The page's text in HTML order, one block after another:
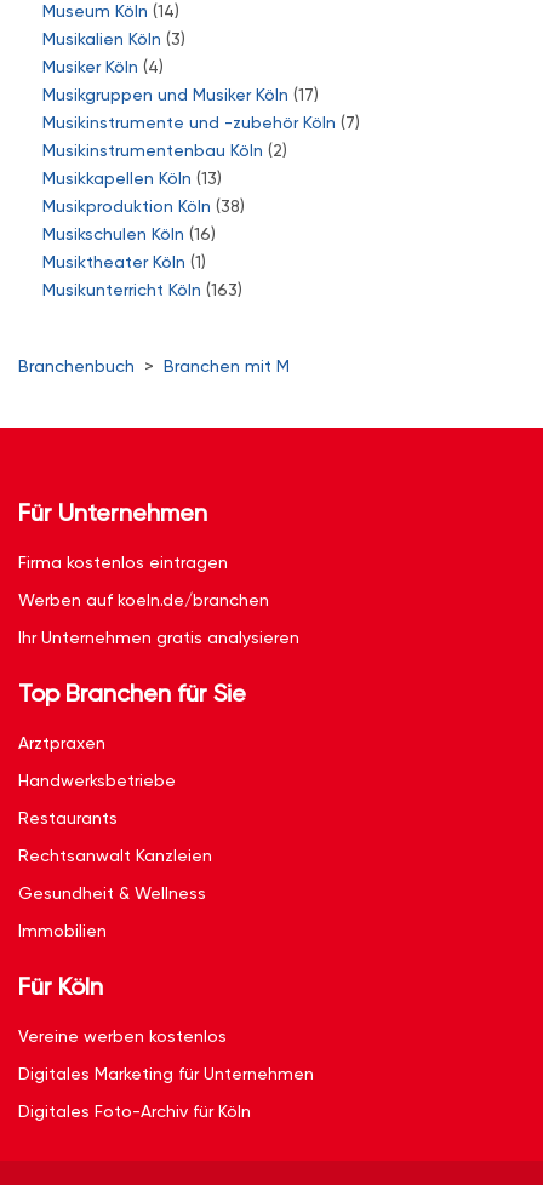
Museum Köln (14)
Musikalien Köln (3)
Musiker Köln (4)
Musikgruppen und Musiker Köln (17)
Musikinstrumente und -zubehör Köln (7)
Musikinstrumentenbau Köln (2)
Musikkapellen Köln (13)
Musikproduktion Köln (38)
Musikschulen Köln (16)
Musiktheater Köln (1)
Musikunterricht Köln (163)
Branchenbuch > Branchen mit M
Für Unternehmen
Firma kostenlos eintragen
Werben auf koeln.de/branchen
Ihr Unternehmen gratis analysieren
Top Branchen für Sie
Arztpraxen
Handwerksbetriebe
Restaurants
Rechtsanwalt Kanzleien
Gesundheit & Wellness
Immobilien
Für Köln
Vereine werben kostenlos
Digitales Marketing für Unternehmen
Digitales Foto-Archiv für Köln